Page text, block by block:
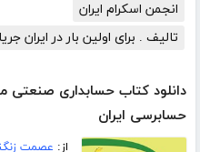
انجمن اسکرام ایران
تالیف . برای اولین بار در ایران
دانلود کتاب حسابداری صنعتی
حسابرسی ایران
از: عصمت